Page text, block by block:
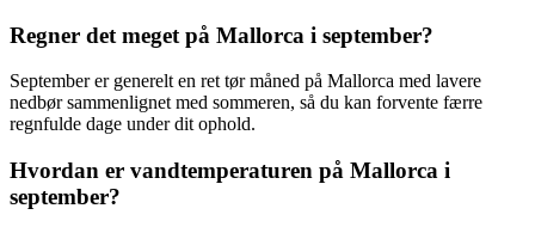
Regner det meget på Mallorca i september?
September er generelt en ret tør måned på Mallorca med lavere
nedbør sammenlignet med sommeren, så du kan forvente færre
regnfulde dage under dit ophold.
Hvordan er vandtemperaturen på Mallorca i
september?